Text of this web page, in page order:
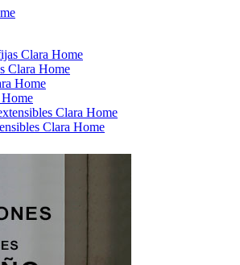
Clara Home
Home
Clara Home